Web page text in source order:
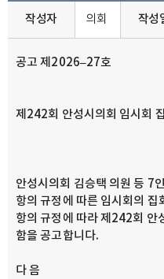
작성자 의회 작성
공고제 2026–27호
제 242회 안성시의회 임시회
안성시의회 김승택 의원 등 7
항의 규정에 따른 임시회의 집
항의 규정에 따라 제 242회 안
함을 공고합니다.
다 음